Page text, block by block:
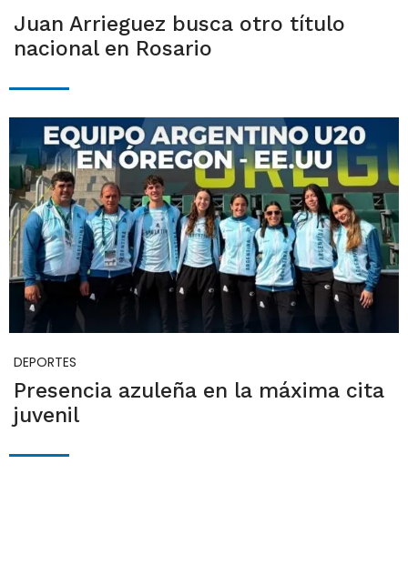
Juan Arrieguez busca otro título
nacional en Rosario
DEPORTES
Presencia azuleña en la máxima cita
juvenil